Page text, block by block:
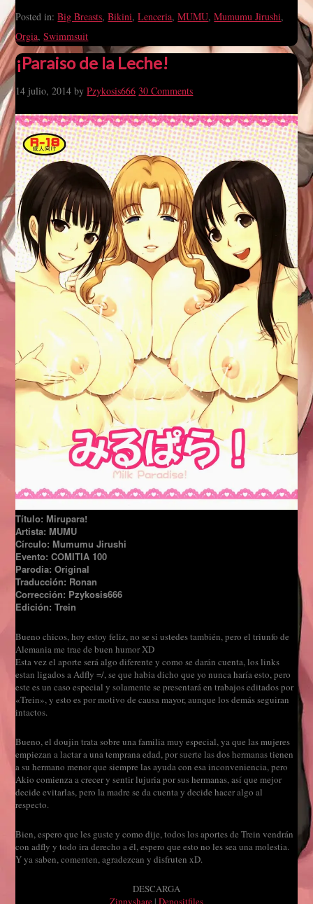
Posted in:Big Breasts,Bikini,Lenceria,MUMU,Mumumu Jirushi,
Orgia,Swimmsuit
¡Paraiso de la Leche!
14 julio, 2014 byPzykosis666 30 Comments
Título: Mirupara!
Artista: MUMU
Círculo: Mumumu Jirushi
Evento: COMITIA 100
Parodia: Original
Traducción: Ronan
Corrección: Pzykosis666
Edición: Trein
Bueno chicos, hoy estoy feliz, no se si ustedes también, pero el triunfo de
Alemania me trae de buen humor XD
Esta vez el aporte será algo diferente y como se darán cuenta, los links
estan ligados a Adfly =/, se que habia dicho que yo nunca haría esto, pero
este es un caso especial y solamente se presentará en trabajos editados por
«Trein», y esto es por motivo de causa mayor, aunque los demás seguiran
intactos.
Bueno, el doujin trata sobre una familia muy especial, ya que las mujeres
empiezan a lactar a una temprana edad, por suerte las dos hermanas tienen
a su hermano menor que siempre las ayuda con esa inconveniencia, pero
Akio comienza a crecer y sentir lujuria por sus hermanas, así que mejor
decide evitarlas, pero la madre se da cuenta y decide hacer algo al
respecto.
Bien, espero que les guste y como dije, todos los aportes de Trein vendrán
con adfly y todo ira derecho a él, espero que esto no les sea una molestia.
Y ya saben, comenten, agradezcan y disfruten xD.
DESCARGA
Zippyshare | Depositfiles